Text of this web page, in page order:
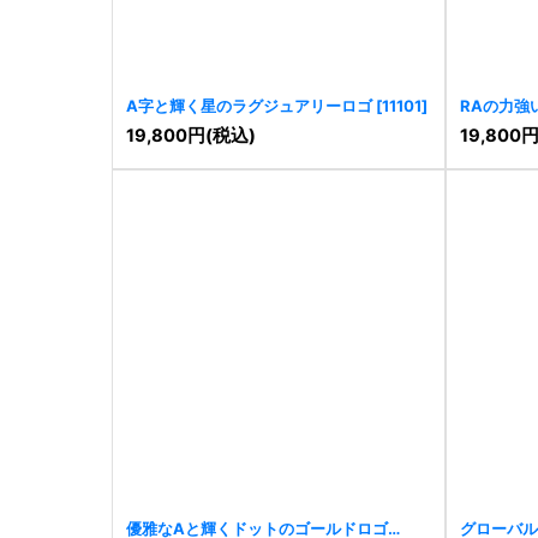
A字と輝く星のラグジュアリーロゴ [11101]
19,800円(税込)
RAの力強
19,800円
優雅なAと輝くドットのゴールドロゴ グローバ